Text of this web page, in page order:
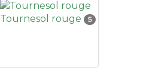
Tournesol rouge 5